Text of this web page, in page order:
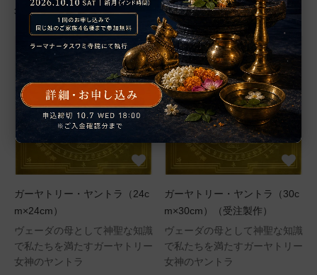
3,580円(税込) 38,200円(税込)
ガーヤトリー・ヤントラ（24c
m×24cm）
ヴェーダの母として神聖な知識
で私たちを満たすガーヤトリー
女神のヤントラ
ガーヤトリー・ヤントラ（30c
m×30cm）（受注製作）
ヴェーダの母として神聖な知識
で私たちを満たすガーヤトリー
女神のヤントラ